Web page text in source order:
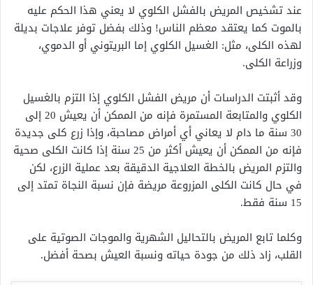
عند تشخيص المريض بالفشل الكلوي لا يعني هذا الحكم عليه
بالموت كما يعتقد معظم الناس! وذلك بفضل توفر علاجات بديلة
لهذه الكلى، مثل: الغسيل الكلوي إما البريتوني أو الدموي،
وزراعة الكلى.
وقد أثبتت الدراسات أن مريض الفشل الكلوي إذا التزم بالغسيل
الكلوي والمتابعة المستمرة فإنه من الممكن أن يعيش 20 إلى
30 سنة ما دام لا يعاني أي أمراض مصاحبة، وإذا زرع كلى جديدة
فإنه من الممكن أن يعيش أكثر من 25 سنة إذا كانت الكلى صحية
والتزم المريض بالخطة العلاجية الدقيقة بعد عملية الزرع، لكن
في حال كانت الكلى المزروعة مريضة فإن نسبة النجاة تمتد إلى
15 سنة فقط.
وكلما تابع المريض بالتحاليل الشهرية والموجات الصوتية على
القلب، زاد ذلك من جودة حياته ونسبة العيش بصحة أفضل.